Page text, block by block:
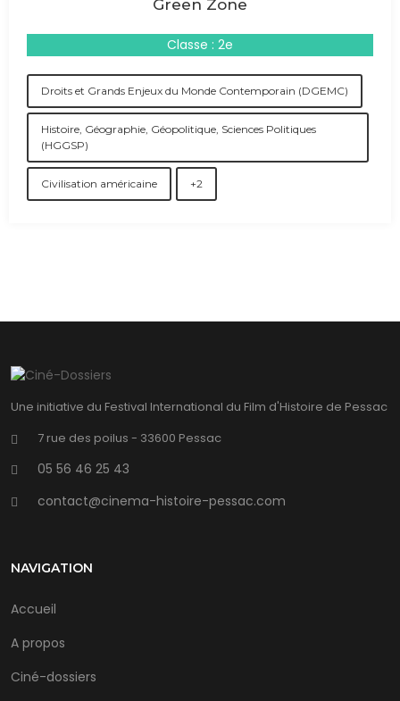
Green Zone
Classe : 2e
Droits et Grands Enjeux du Monde Contemporain (DGEMC)
Histoire, Géographie, Géopolitique, Sciences Politiques
(HGGSP)
Civilisation américaine +2
Une initiative du Festival International du Film d'Histoire de Pessac
7 rue des poilus - 33600 Pessac
05 56 46 25 43
contact@cinema-histoire-pessac.com
NAVIGATION
Accueil
A propos
Ciné-dossiers